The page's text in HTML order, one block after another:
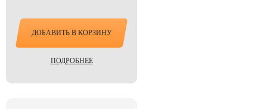
ДОБАВИТЬ В КОРЗИНУ
ПОДРОБНЕЕ